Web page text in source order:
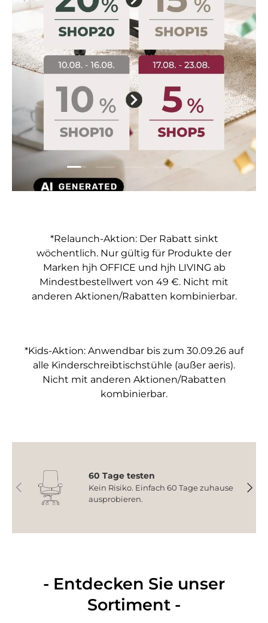
Folie laden 1 von 5
Folie laden 2 von 5
Folie laden 3 von 5
Folie laden 4 von 5
Folie laden 5
*Relaunch-Aktion: Der Rabatt sinkt
wöchentlich. Nur gültig für Produkte der
Marken hjh OFFICE und hjh LIVING ab
Mindestbestellwert von 49 €. Nicht mit
anderen Aktionen/Rabatten kombinierbar.
*Kids-Aktion: Anwendbar bis zum 30.09.26 auf
alle Kinderschreibtischstühle (außer aeris).
Nicht mit anderen Aktionen/Rabatten
kombinierbar.
Vorherige
60 Tage testen
Kein Risiko. Einfach 60 Tage zuhause
ausprobieren.
- Entdecken Sie unser
Sortiment -